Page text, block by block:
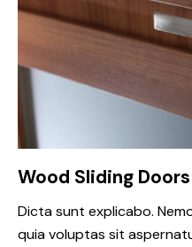
Wood Sliding Doors
Dicta sunt explicabo.
quia voluptas sit